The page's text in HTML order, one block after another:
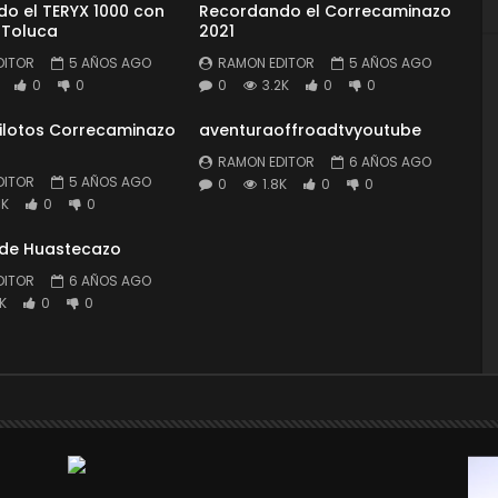
el TERYX 1000 con
5 AÑOS AGO
0 0
Recordando el Correcaminazo
2021
RAMON EDITOR
5 AÑOS AGO
0
3.2K 0 0
Correcaminazo
5 AÑOS AGO
0 0
aventuraoffroadtvyoutube
RAMON EDITOR
6 AÑOS AGO
0
1.8K 0 0
Huastecazo
6 AÑOS AGO
0 0